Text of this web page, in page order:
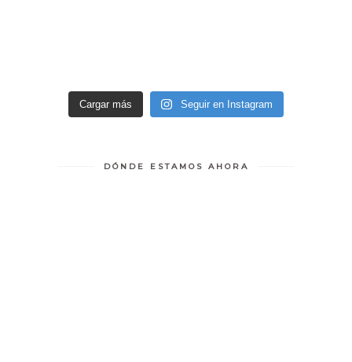
Cargar más Seguir en Instagram
DÓNDE ESTAMOS AHORA